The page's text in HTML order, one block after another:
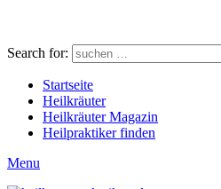
Search for:
Startseite
Heilkräuter
Heilkräuter Magazin
Heilpraktiker finden
Menu